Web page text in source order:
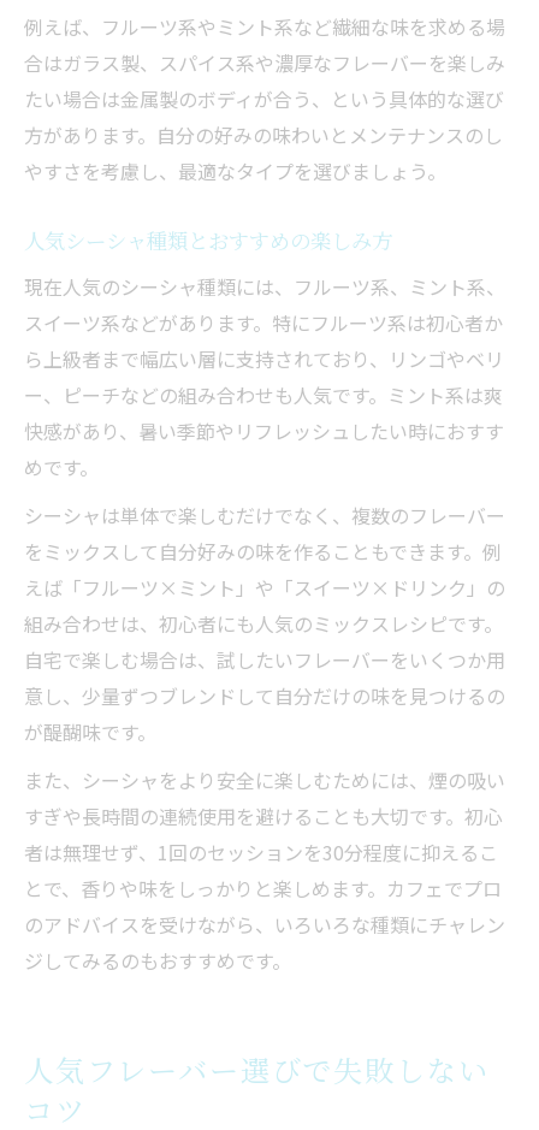
例えば、フルーツ系やミント系など繊細な味を求める場
合はガラス製、スパイス系や濃厚なフレーバーを楽しみ
たい場合は金属製のボディが合う、という具体的な選び
方があります。自分の好みの味わいとメンテナンスのし
やすさを考慮し、最適なタイプを選びましょう。
人気シーシャ種類とおすすめの楽しみ方
現在人気のシーシャ種類には、フルーツ系、ミント系、
スイーツ系などがあります。特にフルーツ系は初心者か
ら上級者まで幅広い層に支持されており、リンゴやベリ
ー、ピーチなどの組み合わせも人気です。ミント系は爽
快感があり、暑い季節やリフレッシュしたい時におすす
めです。
シーシャは単体で楽しむだけでなく、複数のフレーバー
をミックスして自分好みの味を作ることもできます。例
えば「フルーツ×ミント」や「スイーツ×ドリンク」の
組み合わせは、初心者にも人気のミックスレシピです。
自宅で楽しむ場合は、試したいフレーバーをいくつか用
意し、少量ずつブレンドして自分だけの味を見つけるの
が醍醐味です。
また、シーシャをより安全に楽しむためには、煙の吸い
すぎや長時間の連続使用を避けることも大切です。初心
者は無理せず、1回のセッションを30分程度に抑えるこ
とで、香りや味をしっかりと楽しめます。カフェでプロ
のアドバイスを受けながら、いろいろな種類にチャレン
ジしてみるのもおすすめです。
人気フレーバー選びで失敗しない
コツ